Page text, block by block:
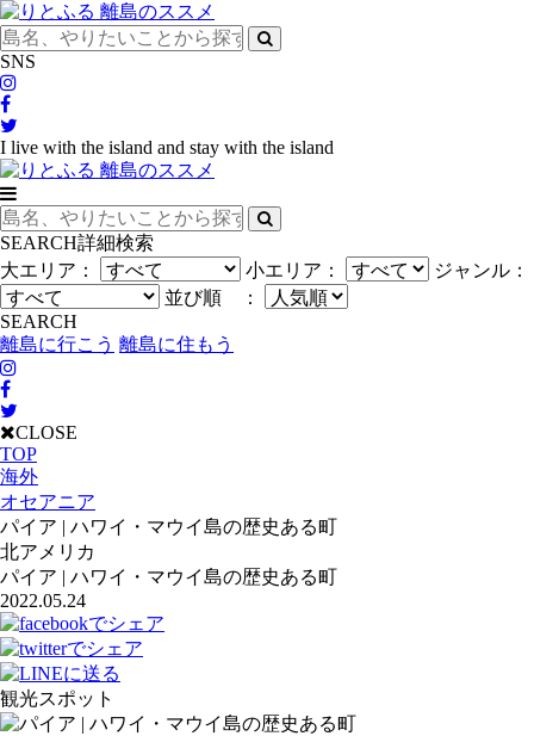
SNS
I live with the island and stay with the island
SEARCH詳細検索
大エリア：
小エリア：
ジャンル：
並び順 ：
SEARCH
離島に行こう 離島に住もう
CLOSE
TOP
海外
オセアニア
パイア | ハワイ・マウイ島の歴史ある町
北アメリカ
パイア | ハワイ・マウイ島の歴史ある町
2022.05.24
観光スポット